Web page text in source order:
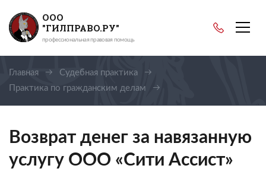
ООО
"ГИЛПРАВО.РУ"
профессиональная правовая помощь
Главная
Судебная практика
Практика по гражданским делам
Возврат денег за навязанную услугу ООО «Сити Ассист»
Возврат денег за навязанную
услугу ООО «Сити Ассист»